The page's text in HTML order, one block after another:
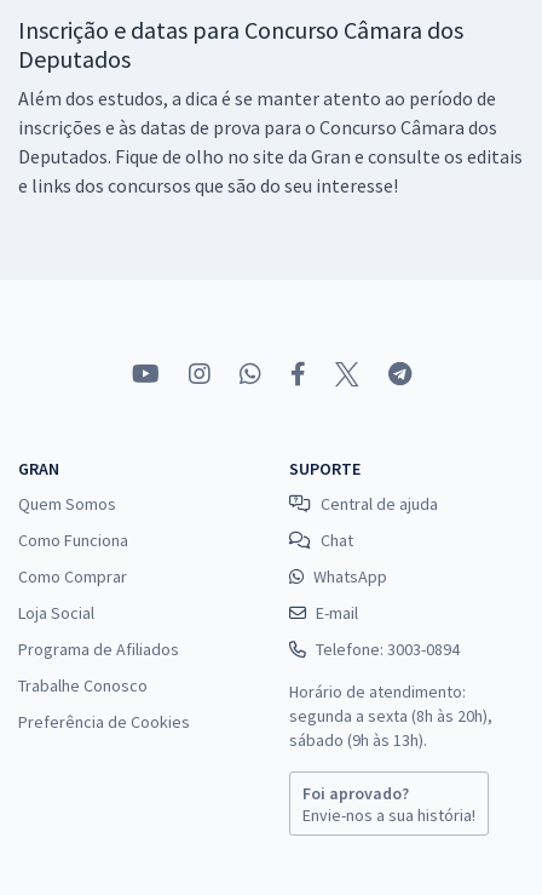
R$ 327,92à vista
Comprar
Economize R$ 119,96 (-20%)
Câmara dos Deputados - Técnico Legislativo - Agente de Serviços
Legislativos - Área Serviços Paramédicos - Técnico em Enfermagem
(Pré-Edital)
à vista
29,52
Economize R$ 88,56 (-20%)
Comprar
Câmara dos Deputados - Administração Pública para os Cargos de
Analista e Técnico Legislativo - Professor: Leonardo Albernaz
Inscrição e datas para Concurso Câmara dos
Deputados
Além dos estudos, a dica é se manter atento ao período de
inscrições e às datas de prova para o Concurso Câmara dos
Deputados. Fique de olho no site da Gran e consulte os editais
e links dos concursos que são do seu interesse!
GRAN
Quem Somos
Como Funciona
Como Comprar
Loja Social
Programa de Afiliados
Trabalhe Conosco
Preferência de Cookies
SUPORTE
Central de ajuda
Chat
WhatsApp
E-mail
Telefone: 3003-0894
Horário de atendimento:
segunda a sexta (8h às 20h),
sábado (9h às 13h).
Foi aprovado?
Envie-nos a sua história!